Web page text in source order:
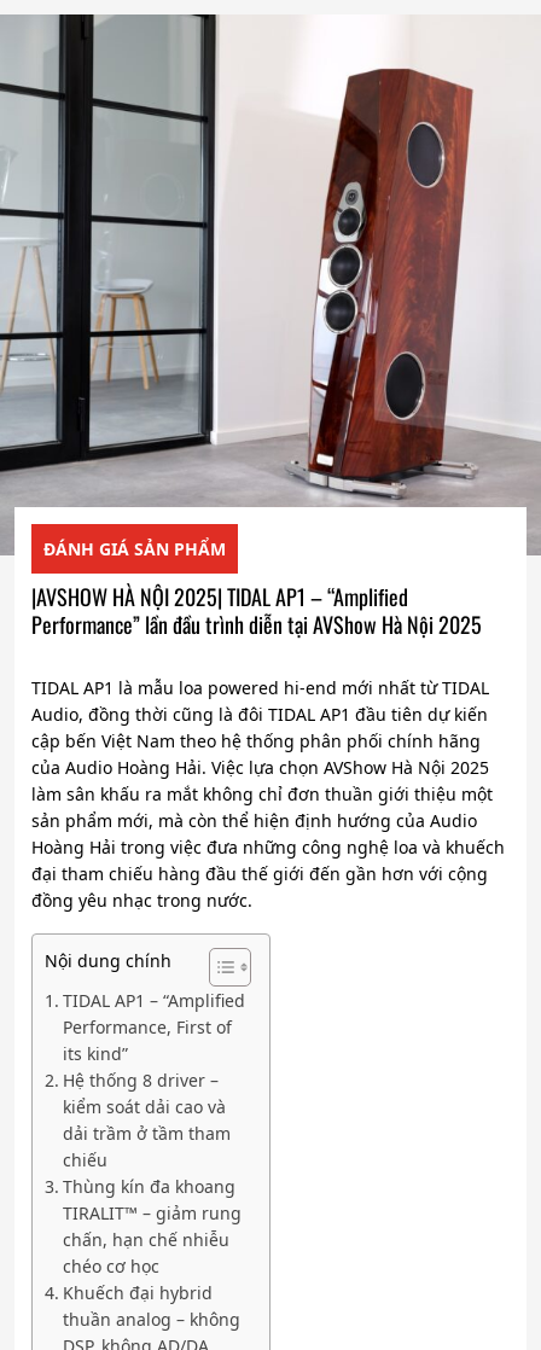
ĐÁNH GIÁ SẢN PHẨM
|AVSHOW HÀ NỘI 2025| TIDAL AP1 – “Amplified
Performance” lần đầu trình diễn tại AVShow Hà Nội 2025
TIDAL AP1 là mẫu loa powered hi-end mới nhất từ TIDAL
Audio, đồng thời cũng là đôi TIDAL AP1 đầu tiên dự kiến
cập bến Việt Nam theo hệ thống phân phối chính hãng
của Audio Hoàng Hải. Việc lựa chọn AVShow Hà Nội 2025
làm sân khấu ra mắt không chỉ đơn thuần giới thiệu một
sản phẩm mới, mà còn thể hiện định hướng của Audio
Hoàng Hải trong việc đưa những công nghệ loa và khuếch
đại tham chiếu hàng đầu thế giới đến gần hơn với cộng
đồng yêu nhạc trong nước.
Nội dung chính
TIDAL AP1 – “Amplified
Performance, First of
its kind”
Hệ thống 8 driver –
kiểm soát dải cao và
dải trầm ở tầm tham
chiếu
Thùng kín đa khoang
TIRALIT™ – giảm rung
chấn, hạn chế nhiễu
chéo cơ học
Khuếch đại hybrid
thuần analog – không